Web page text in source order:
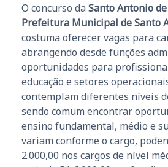
O concurso da Santo Antonio de
Prefeitura Municipal de Santo
costuma oferecer vagas para
abrangendo desde funções
oportunidades para
educação e setores
contemplam diferentes níveis
sendo comum encontrar
ensino fundamental, médio e
variam conforme o cargo,
2.000,00 nos cargos de nível